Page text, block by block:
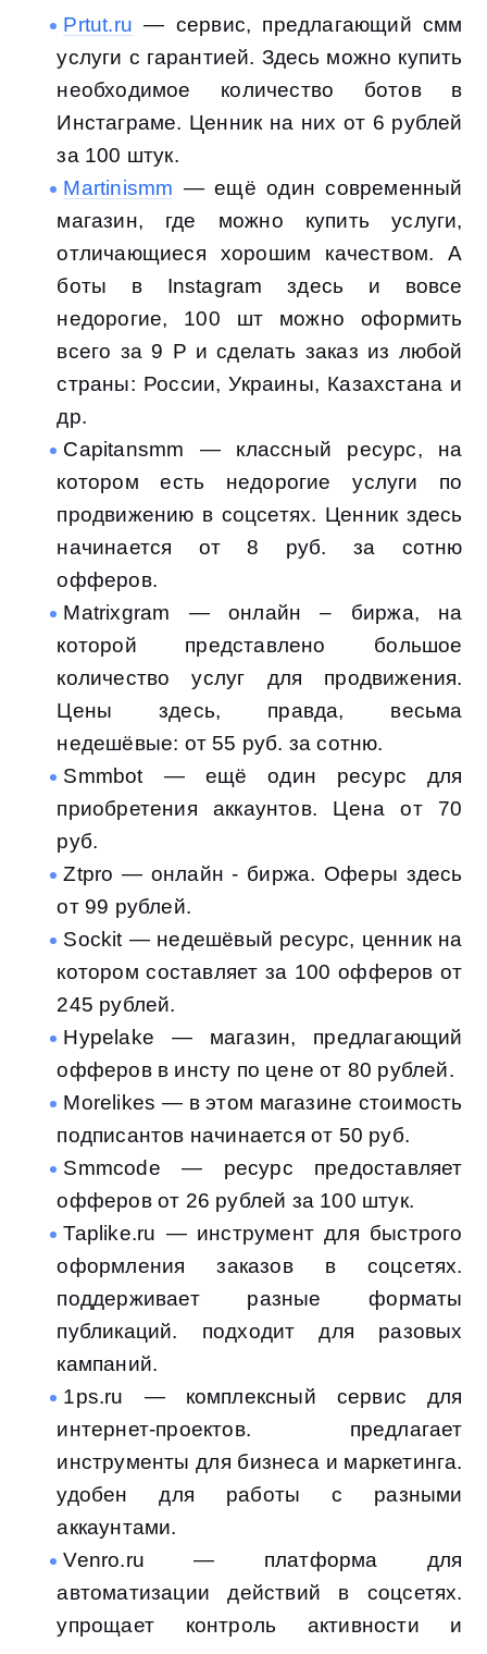
Prtut.ru — сервис, предлагающий смм
услуги с гарантией. Здесь можно купить
необходимое количество ботов в
Инстаграме. Ценник на них от 6 рублей
за 100 штук.
Martinismm — ещё один современный
магазин, где можно купить услуги,
отличающиеся хорошим качеством. А
боты в Instagram здесь и вовсе
недорогие, 100 шт можно оформить
всего за 9 Р и сделать заказ из любой
страны: России, Украины, Казахстана и
др.
Capitansmm — классный ресурс, на
котором есть недорогие услуги по
продвижению в соцсетях. Ценник здесь
начинается от 8 руб. за сотню
офферов.
Matrixgram — онлайн – биржа, на
которой представлено большое
количество услуг для продвижения.
Цены здесь, правда, весьма
недешёвые: от 55 руб. за сотню.
Smmbot — ещё один ресурс для
приобретения аккаунтов. Цена от 70
руб.
Ztpro — онлайн - биржа. Оферы здесь
от 99 рублей.
Sockit — недешёвый ресурс, ценник на
котором составляет за 100 офферов от
245 рублей.
Hypelake — магазин, предлагающий
офферов в инсту по цене от 80 рублей.
Morelikes — в этом магазине стоимость
подписантов начинается от 50 руб.
Smmcode — ресурс предоставляет
офферов от 26 рублей за 100 штук.
Taplike.ru — инструмент для быстрого
оформления заказов в соцсетях.
поддерживает разные форматы
публикаций. подходит для разовых
кампаний.
1ps.ru — комплексный сервис для
интернет-проектов. предлагает
инструменты для бизнеса и маркетинга.
удобен для работы с разными
аккаунтами.
Venro.ru — платформа для
автоматизации действий в соцсетях.
упрощает контроль активности и